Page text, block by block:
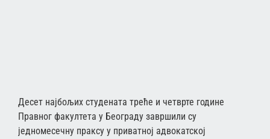
Десет најбољих студената треће и четврте године
Правног факултета у Београду завршили су
једномесечну праксу у приватној адвокатској